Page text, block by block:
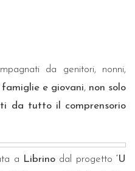
da genitori, nonni,
e giovani, non solo
da tutto il comprensorio
a Librinodal progetto ‘U